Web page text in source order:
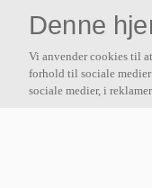
Denne
Vi anvender cookies til
forhold til sociale medier
sociale medier, i